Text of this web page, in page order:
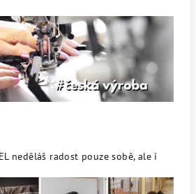
neděláš radost pouze sobě, ale i